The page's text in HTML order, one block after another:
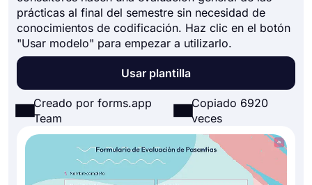
prácticas al final del semestre sin necesidad de
conocimientos de codificación. Haz clic en el botón
"Usar modelo" para empezar a utilizarlo.
Usar plantilla
Creado por forms.app
Team
Copiado 6920
veces